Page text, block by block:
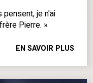
pensent, je n'ai
Pierre. »
EN SAVOIR PLUS